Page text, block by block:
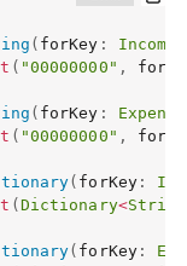
( forKey : Income
( "00000000" ,
( forKey : Expense
( "00000000" ,
( forKey:
( Dictionary<String
( forKey: